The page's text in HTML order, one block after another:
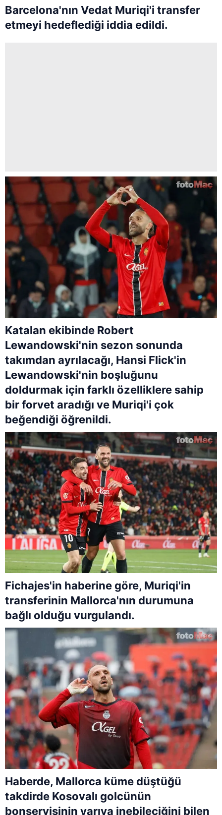
Barcelona'nın Vedat Muriqi'i transfer
etmeyi hedeflediği iddia edildi.
Katalan ekibinde Robert
Lewandowski'nin sezon sonunda
takımdan ayrılacağı, Hansi Flick'in
Lewandowski'nin boşluğunu
doldurmak için farklı özelliklere sahip
bir forvet aradığı ve Muriqi'i çok
beğendiği öğrenildi.
Fichajes'in haberine göre, Muriqi'in
transferinin Mallorca'nın durumuna
bağlı olduğu vurgulandı.
Haberde, Mallorca küme düştüğü
takdirde Kosovalı golcünün
bonservisinin yarıya inebileciğini bilen